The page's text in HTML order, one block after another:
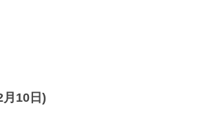
月10日)